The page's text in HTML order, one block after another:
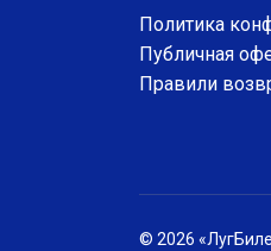
Политика
Публичная
Правили
© 2026